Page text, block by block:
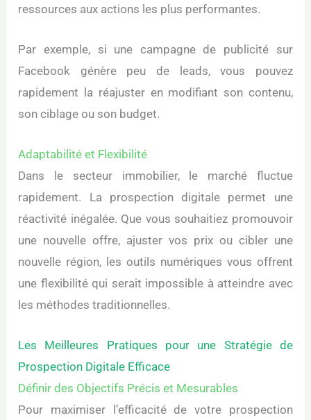
ressources aux actions les plus performantes.
Par exemple, si une campagne de publicité sur
Facebook génère peu de leads, vous pouvez
rapidement la réajuster en modifiant son contenu,
son ciblage ou son budget.
Adaptabilité et Flexibilité
Dans le secteur immobilier, le marché fluctue
rapidement. La prospection digitale permet une
réactivité inégalée. Que vous souhaitiez promouvoir
une nouvelle offre, ajuster vos prix ou cibler une
nouvelle région, les outils numériques vous offrent
une flexibilité qui serait impossible à atteindre avec
les méthodes traditionnelles.
Les Meilleures Pratiques pour une Stratégie de
Prospection Digitale Efficace
Définir des Objectifs Précis et Mesurables
Pour maximiser l’efficacité de votre prospection